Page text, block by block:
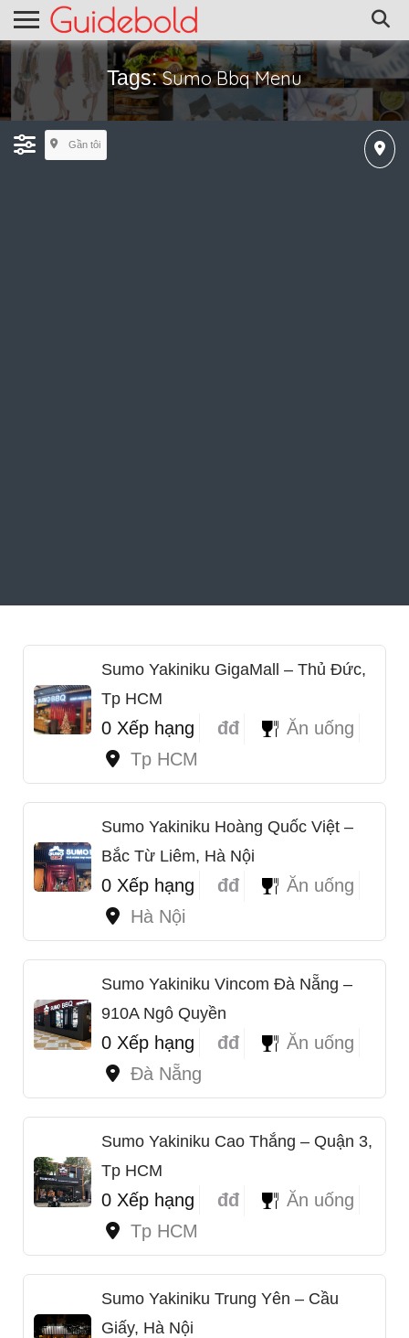
Tags:Sumo Bbq Menu
Gần tôi
Sumo Yakiniku GigaMall – Thủ Đức,
Tp HCM
0 Xếp hạng đđ
Ăn uống
Tp HCM
Sumo Yakiniku Hoàng Quốc Việt –
Bắc Từ Liêm, Hà Nội
0 Xếp hạng đđ
Ăn uống
Hà Nội
Sumo Yakiniku Vincom Đà Nẵng –
910A Ngô Quyền
0 Xếp hạng đđ
Ăn uống
Đà Nẵng
Sumo Yakiniku Cao Thắng – Quận 3,
Tp HCM
0 Xếp hạng đđ
Ăn uống
Tp HCM
Sumo Yakiniku Trung Yên – Cầu
Giấy, Hà Nội